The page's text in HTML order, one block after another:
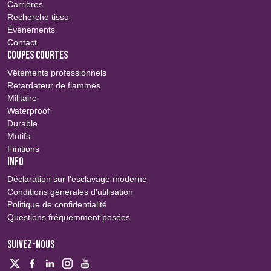
Carrières
Recherche tissu
Événements
Contact
COUPES COURTES
Vêtements professionnels
Retardateur de flammes
Militaire
Waterproof
Durable
Motifs
Finitions
INFO
Déclaration sur l'esclavage moderne
Conditions générales d'utilisation
Politique de confidentialité
Questions fréquemment posées
SUIVEZ-NOUS